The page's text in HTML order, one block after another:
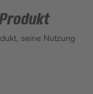
seine Nutzung